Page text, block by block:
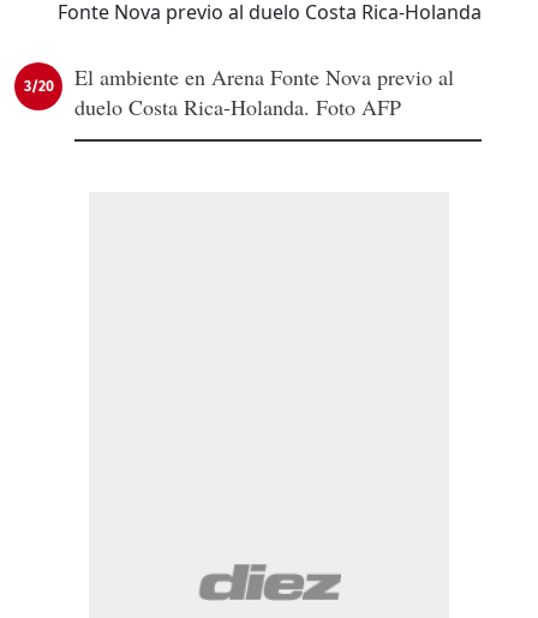
3/20
El ambiente en Arena Fonte Nova previo al
duelo Costa Rica-Holanda. Foto AFP